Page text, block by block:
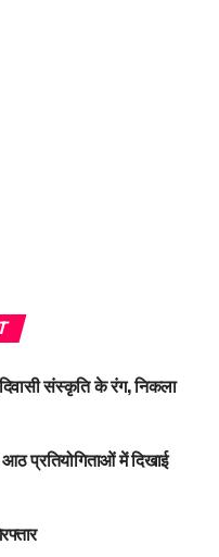
संस्कृति के रंग, निकला
प्रतियोगिताओं में दिखाई